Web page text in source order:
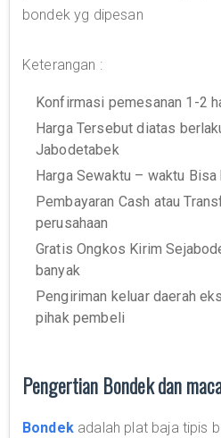
bondek yg dipesan
Keterangan :
Konfirmasi pemesanan 1-2
Harga Tersebut diatas
Jabodetabek
Harga Sewaktu – waktu
Pembayaran Cash atau
perusahaan
Gratis Ongkos Kirim
banyak
Pengiriman keluar daerah
pihak pembeli
Pengertian Bondek dan
Bondekadalah plat baja tipis